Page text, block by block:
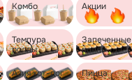
Комбо Акции
Темпура
роллы
Запеченные
роллы
Азия хот-дог Пицца